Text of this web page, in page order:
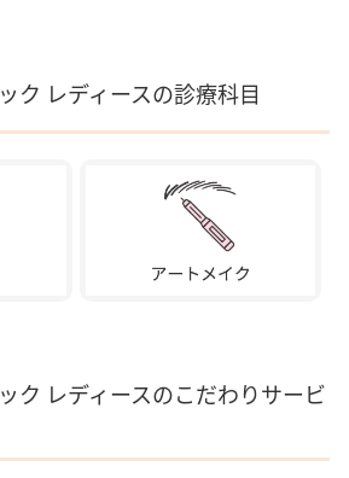
ク レディースの診療科目
ク レディースのこだわりサービ